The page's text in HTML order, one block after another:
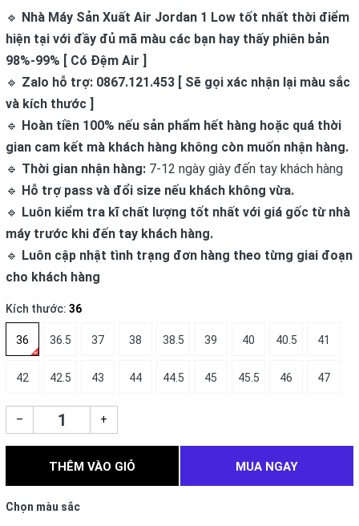
🔹 Nhà Máy Sản Xuất Air Jordan 1 Low tốt nhất thời điểm
hiện tại với đầy đủ mã màu các bạn hay thấy phiên bản
98%-99% [ Có Đệm Air ]
🔹 Zalo hỗ trợ: 0867.121.453 [ Sẽ gọi xác nhận lại màu sắc
và kích thước ]
🔹 Hoàn tiền 100% nếu sản phẩm hết hàng hoặc quá thời
gian cam kết mà khách hàng không còn muốn nhận hàng.
🔹 Thời gian nhận hàng: 7-12 ngày giày đến tay khách hàng
🔹 Hỗ trợ pass và đổi size nếu khách không vừa.
🔹 Luôn kiểm tra kĩ chất lượng tốt nhất với giá gốc từ nhà
máy trước khi đến tay khách hàng.
🔹 Luôn cập nhật tình trạng đơn hàng theo từng giai đoạn
cho khách hàng
Kích thước: 36
36 36.5 37 38 38.5 39 40 40.5 41
42 42.5 43 44 44.5 45 45.5 46 47
– +
THÊM VÀO GIỎ MUA NGAY
Chọn màu sắc